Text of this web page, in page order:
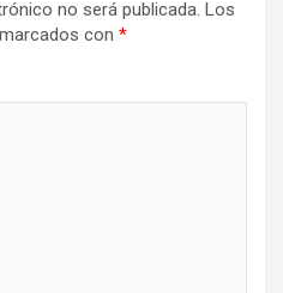
no será publicada. Los
con *